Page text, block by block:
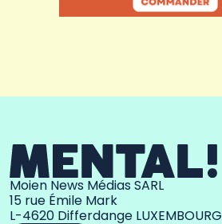
Moien News Médias SARL
15 rue Émile Mark
L-4620 Differdange LUXEMBOURG